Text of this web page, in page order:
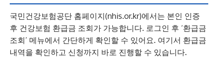
국민건강보험공단 홈페이지(nhis.or.kr)에서는 본인 인증
후 건강보험 환급금 조회가 가능합니다. 로그인 후 ‘환급금
조회’ 메뉴에서 간단하게 확인할 수 있어요. 여기서 환급금
내역을 확인하고 신청까지 바로 진행할 수 있습니다.